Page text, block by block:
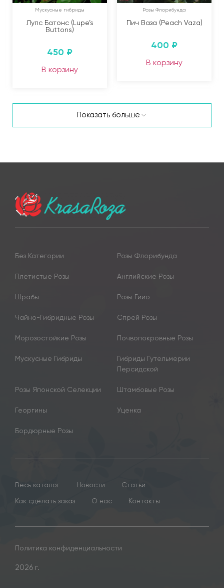
Мускусные гибриды
Лупс Батонс (Lupe’s
Buttons)
450 ₽
В корзину
Розы Флорибунда
Пич Ваза (Peach Vaza)
400 ₽
В корзину
Показать больше
Без Категории Розы Флорибунда
Плетистые Розы Английские Розы
Шрабы Розы Гийо
Чайно-Гибридные Розы Спрей Розы
Морозостойкие Розы Почвопокровные Розы
Мускусные Гибриды
Гибриды Гутельмерии
Персидской
Розы Японской Селекции Штамбовые Розы
Георгины Уценка
Бордюрные Розы
Весь каталог Новости
Статьи
Как сделать заказ
О нас Контакты
Политика конфиденциальности
2026 г.